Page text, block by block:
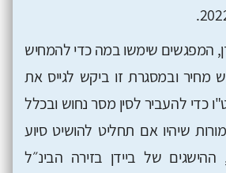
המפגשים שימשו במה כדי להמחיש
מחיר ובמסגרת זו ביקש לגייס את
כדי להעביר לסין מסר נחוש ובכלל
שיהיו אם תחליט להושיט סיוע
ההישגים של ביידן בזירה הבינ״ל